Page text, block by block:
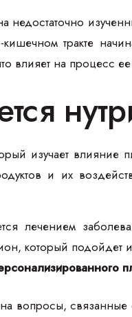
недостаточно
тракте
влияет на процесс
изучает
и их
лечением
который подойдет
вопросы,